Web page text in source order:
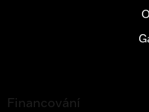
Financování